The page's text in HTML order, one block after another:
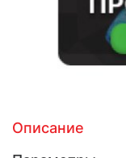
Описание